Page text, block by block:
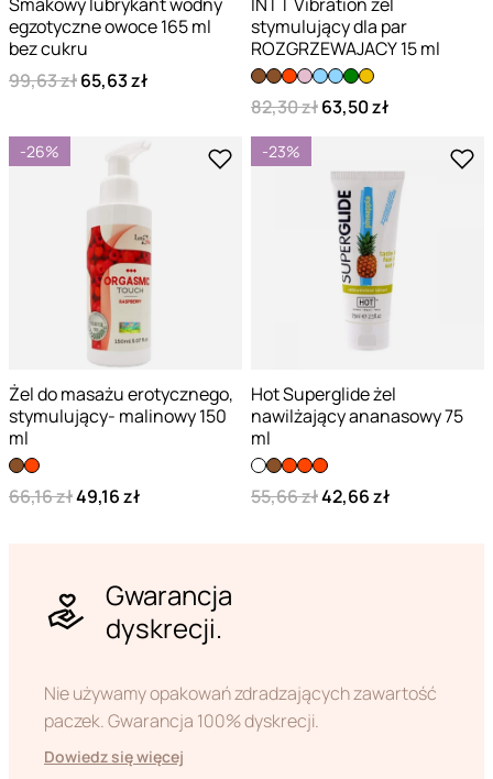
egzotyczne owoce 165 ml
bez cukru
99,63 zł65,63 zł
stymulujący dla par
ROZGRZEWAJACY 15 ml
82,30 zł63,50 zł
-26%
Żel do masażu erotycznego,
stymulujący- malinowy 150
ml
66,16 zł49,16 zł
-23%
Hot Superglide żel
nawilżający ananasowy 75
ml
55,66 zł42,66 zł
Gwarancja
dyskrecji.
Nie używamy opakowań zdradzających zawartość
paczek. Gwarancja 100% dyskrecji.
Dowiedz się więcej